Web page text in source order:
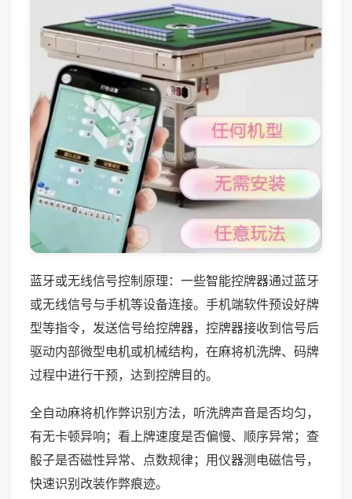
蓝牙或无线信号控制原理：一些智能控牌器通过蓝牙
或无线信号与手机等设备连接。手机端软件预设好牌
型等指令，发送信号给控牌器，控牌器接收到信号后
驱动内部微型电机或机械结构，在麻将机洗牌、码牌
过程中进行干预，达到控牌目的。
全自动麻将机作弊识别方法，听洗牌声音是否均匀，
有无卡顿异响；看上牌速度是否偏慢、顺序异常；查
骰子是否磁性异常、点数规律；用仪器测电磁信号，
快速识别改装作弊痕迹。